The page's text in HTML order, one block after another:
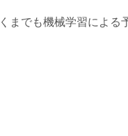
までも機械学習による